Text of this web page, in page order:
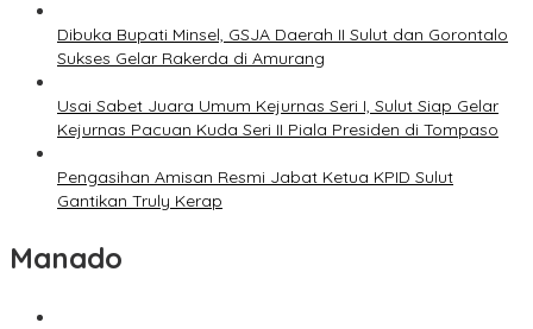
Dibuka Bupati Minsel, GSJA Daerah II Sulut dan Gorontalo
Sukses Gelar Rakerda di Amurang
Usai Sabet Juara Umum Kejurnas Seri I, Sulut Siap Gelar
Kejurnas Pacuan Kuda Seri II Piala Presiden di Tompaso
Pengasihan Amisan Resmi Jabat Ketua KPID Sulut
Gantikan Truly Kerap
Manado